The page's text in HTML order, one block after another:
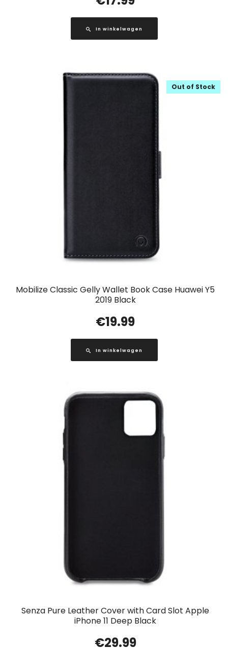
In winkelwagen
Mobilize Classic Gelly Wallet Book Case Huawei Y5
2019 Black
Out of Stock
€19.99
In winkelwagen
Senza Pure Leather Cover with Card Slot Apple
iPhone 11 Deep Black
€29.99